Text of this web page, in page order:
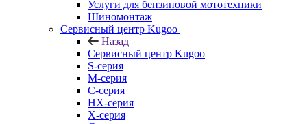
Услуги для бензиновой мототехники
Шиномонтаж
Сервисный центр Kugoo
Назад
Сервисный центр Kugoo
S-cерия
M-серия
С-серия
HX-серия
X-серия